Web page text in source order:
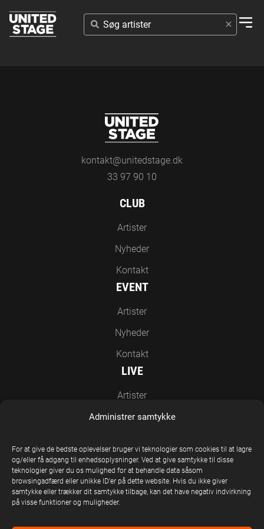
Administrer samtykke
For at give de bedste oplevelser bruger vi teknologier som cookies til at lagre
og/eller få adgang til enhedsoplysninger. Ved at give samtykke til disse
teknologier giver du os mulighed for at behandle data såsom
browsingadfærd eller unikke ID'er på dette website. Hvis du ikke giver
samtykke eller trækker dit samtykke tilbage, kan det have negativ indvirkning
på visse funktioner og muligheder.
SØG
ARTISTER
kontakt@unitedstage.dk
33 97 90 10
CLUB
Artister
Nyheder
Kontakt
EVENT
Artister
Nyheder
Kontakt
LIVE
Artister
Nyheder
EN DEL AF UNITED STAGE GROUP